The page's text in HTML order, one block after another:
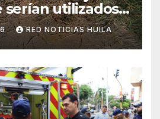
serían utilizados
incautados
RED NOTICIAS HUILA